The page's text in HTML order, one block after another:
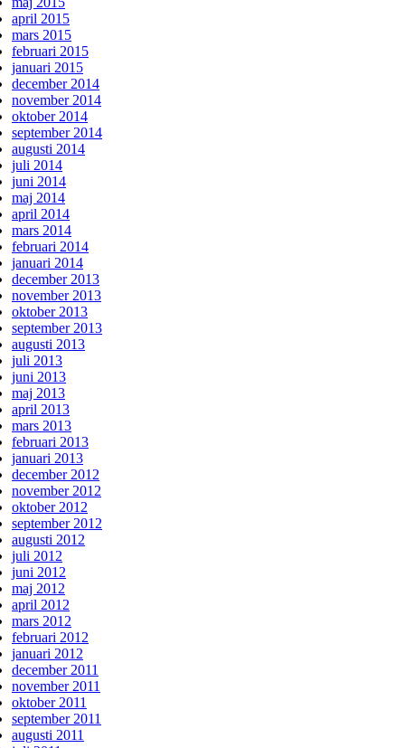
april 2015
mars 2015
februari 2015
januari 2015
december 2014
november 2014
oktober 2014
september 2014
augusti 2014
juli 2014
juni 2014
maj 2014
april 2014
mars 2014
februari 2014
januari 2014
december 2013
november 2013
oktober 2013
september 2013
augusti 2013
juli 2013
juni 2013
maj 2013
april 2013
mars 2013
februari 2013
januari 2013
december 2012
november 2012
oktober 2012
september 2012
augusti 2012
juli 2012
juni 2012
maj 2012
april 2012
mars 2012
februari 2012
januari 2012
december 2011
november 2011
oktober 2011
september 2011
augusti 2011